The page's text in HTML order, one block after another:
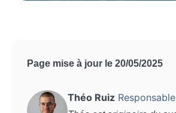
Page mise à jour le 20/05/2025
Théo Ruiz